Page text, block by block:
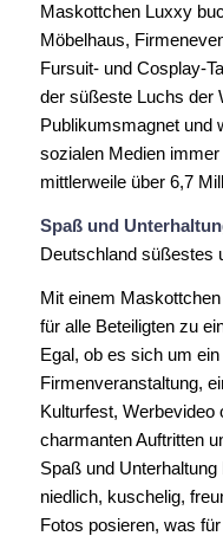
Maskottchen Luxxy
Möbelhaus,
Fursuit- und Cosplay-
der süßeste Luchs der
Publikumsmagnet und
sozialen Medien
mittlerweile über 6,7
Spaß und
Deutschland süßestes
Mit einem
für alle Beteiligten zu
Egal, ob es sich um
Firmenveranstaltung,
Kulturfest, Werbevideo
charmanten Auftritten
Spaß und
niedlich, kuschelig,
Fotos posieren, was